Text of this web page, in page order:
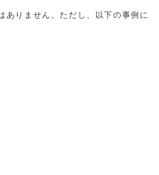
りません。ただし、以下の事例に